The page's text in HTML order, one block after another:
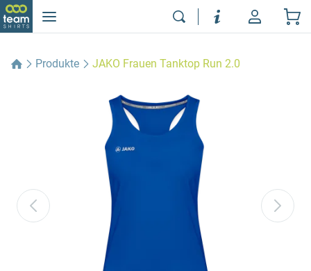
Produkte JAKO Frauen Tanktop Run 2.0